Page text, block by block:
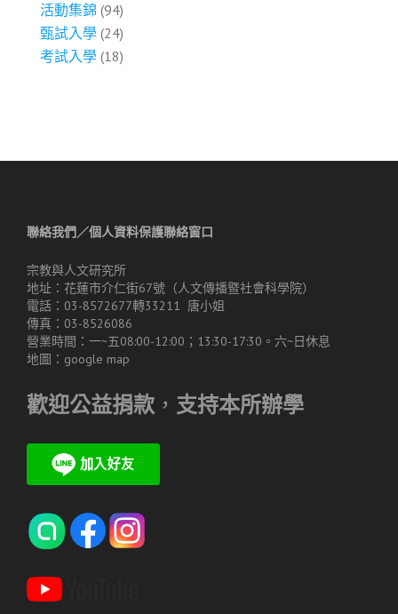
活動集錦 (94)
甄試入學 (24)
考試入學 (18)
聯絡我們／個人資料保護聯絡窗口
宗教與人文研究所
地址：花蓮市介仁街67號（人文傳播暨社會科學院）
電話：03-8572677轉33211 唐小姐
傳真：03-8526086
營業時間：一~五08:00-12:00；13:30-17:30。六~日休息
地圖： google map
歡迎公益捐款 ， 支持本所辦學